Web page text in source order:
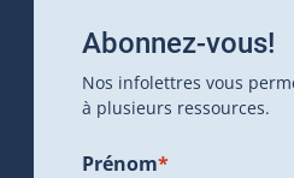
Abonnez-vous!
Nos infolettres vous
à plusieurs ressources.
Prénom*